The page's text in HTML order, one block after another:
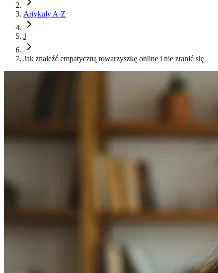
Artykuły A-Z
J
Jak znaleźć empatyczną towarzyszkę online i nie zranić się